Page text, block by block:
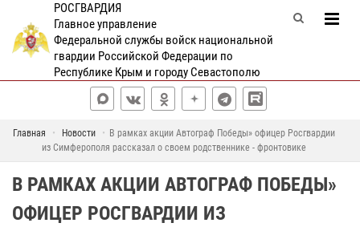
РОСГВАРДИЯ
Главное управление
Федеральной службы войск национальной
гвардии Российской Федерации по
Республике Крым и городу Севастополю
Главная Новости
В рамках акции Автограф Победы» офицер Росгвардии
из Симферополя рассказал о своем родственнике - фронтовике
В РАМКАХ АКЦИИ АВТОГРАФ ПОБЕДЫ»
ОФИЦЕР РОСГВАРДИИ ИЗ